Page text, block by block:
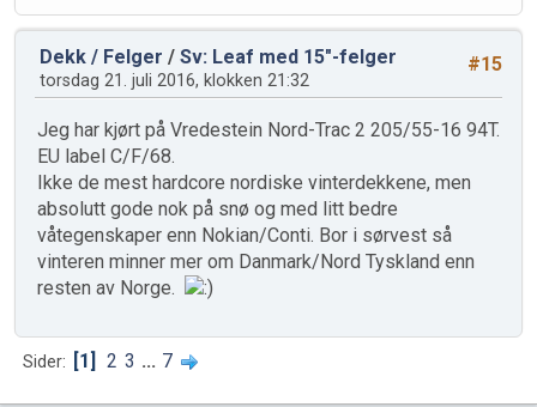
#15
Dekk / Felger / Sv: Leaf med 15"-felger
torsdag 21. juli 2016, klokken 21:32
Jeg har kjørt på Vredestein Nord-Trac 2 205/55-16 94T.
EU label C/F/68.
Ikke de mest hardcore nordiske vinterdekkene, men
absolutt gode nok på snø og med litt bedre
våtegenskaper enn Nokian/Conti. Bor i sørvest så
vinteren minner mer om Danmark/Nord Tyskland enn
resten av Norge.
Sider 1 2 3 ... 7